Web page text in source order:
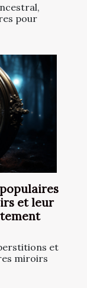
pour
et leur
et
miroirs